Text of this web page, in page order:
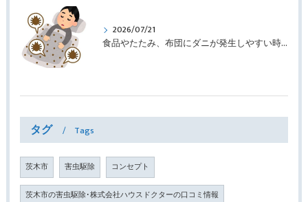
2026/07/21
食品やたたみ、布団にダニが発生しやすい時期です ｜株式会社ハウスドクター
タグ Tags
茨木市 害虫駆除 コンセプト
茨木市の害虫駆除･株式会社ハウスドクターの口コミ情報